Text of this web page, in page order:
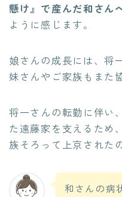
懸け』で産んだ和さん
ように感じます。
娘さんの成長には、将
妹さんやご家族もまた
将一さんの転勤に伴い
た遠藤家を支えるため
族そろって上京された
和さんの病